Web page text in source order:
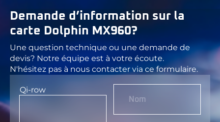
Demande d’information sur la
carte Dolphin MX960?
Une question technique ou une demande de
devis? Notre équipe est à votre écoute.
N'hésitez pas à nous contacter via ce formulaire.
Qi-row